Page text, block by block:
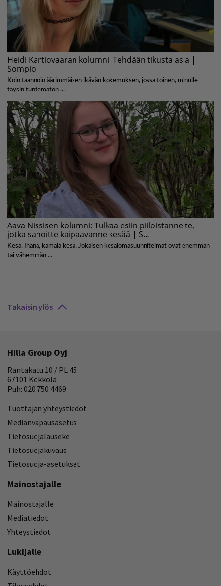
Takaisin ylös
Hilla Group Oyj
Rantakatu 10 / PL 45
67101 Kokkola
Puh: 020 750 4469
Tuottajan yhteystiedot
Medianvapausasetus
Tietosuojalauseke
Tietosuojakuvaus
Tietosuoja-asetukset
Mainostajalle
Mainostajalle
Mediatiedot
Yhteystiedot
Lukijalle
Käyttöehdot